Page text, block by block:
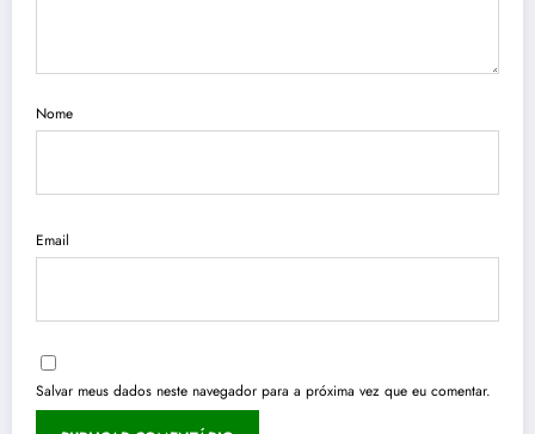
Nome
Email
Salvar meus dados neste navegador para a próxima vez que eu comentar.